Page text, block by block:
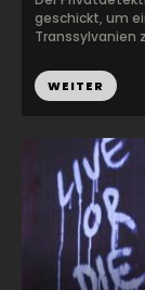
geschickt, um
Transsylvanien
WEITER